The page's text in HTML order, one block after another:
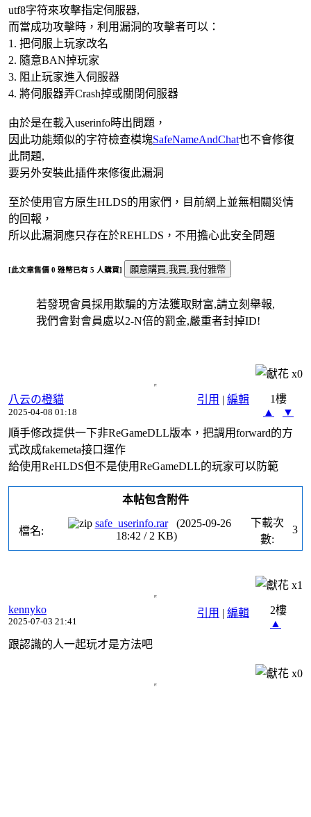
utf8字符來攻擊指定伺服器,
而當成功攻擊時，利用漏洞的攻擊者可以：
1. 把伺服上玩家改名
2. 隨意BAN掉玩家
3. 阻止玩家進入伺服器
4. 將伺服器弄Crash掉或關閉伺服器
由於是在載入userinfo時出問題，
因此功能類似的字符檢查模塊SafeNameAndChat也不會修復
此問題,
要另外安裝此插件來修復此漏洞
至於使用官方原生HLDS的用家們，目前網上並無相關災情
的回報，
所以此漏洞應只存在於REHLDS，不用擔心此安全問題
[此文章售價 0 雅幣已有 5 人購買]
若發現會員採用欺騙的方法獲取財富,請立刻舉報,
我們會對會員處以2-N倍的罰金,嚴重者封掉ID!
x0
引用 | 編輯
八云の橙貓
2025-04-08 01:18
1樓
▲
▼
順手修改提供一下非ReGameDLL版本，把調用forward的方
式改成fakemeta接口運作
給使用ReHLDS但不是使用ReGameDLL的玩家可以防範
本帖包含附件
檔名:
safe_userinfo.rar(2025-09-26
18:42 / 2 KB)
下載次
數:
3
x1
引用 | 編輯
kennyko
2025-07-03 21:41
2樓
▲
跟認識的人一起玩才是方法吧
x0